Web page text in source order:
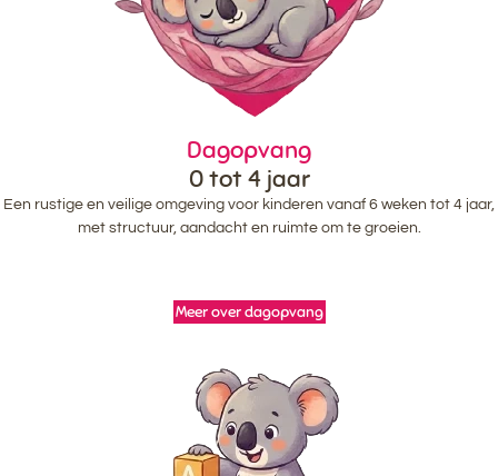
Dagopvang
0 tot 4 jaar
Een rustige en veilige omgeving voor kinderen vanaf 6 weken tot 4 jaar,
met structuur, aandacht en ruimte om te groeien.
Meer over dagopvang